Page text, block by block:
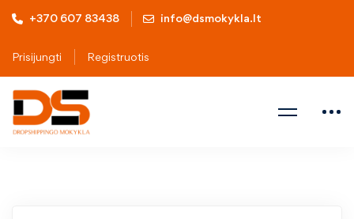
+370 607 83438 info@dsmokykla.lt
Prisijungti Registruotis